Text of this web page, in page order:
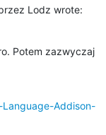
Lodz wrote:
Potem zazwyczaj
Addison-